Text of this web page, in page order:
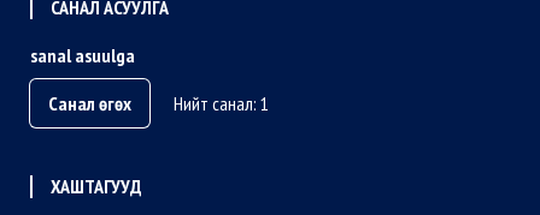
САНАЛ АСУУЛГА
sanal asuulga
Санал өгөх
Нийт санал: 1
ХАШТАГУУД